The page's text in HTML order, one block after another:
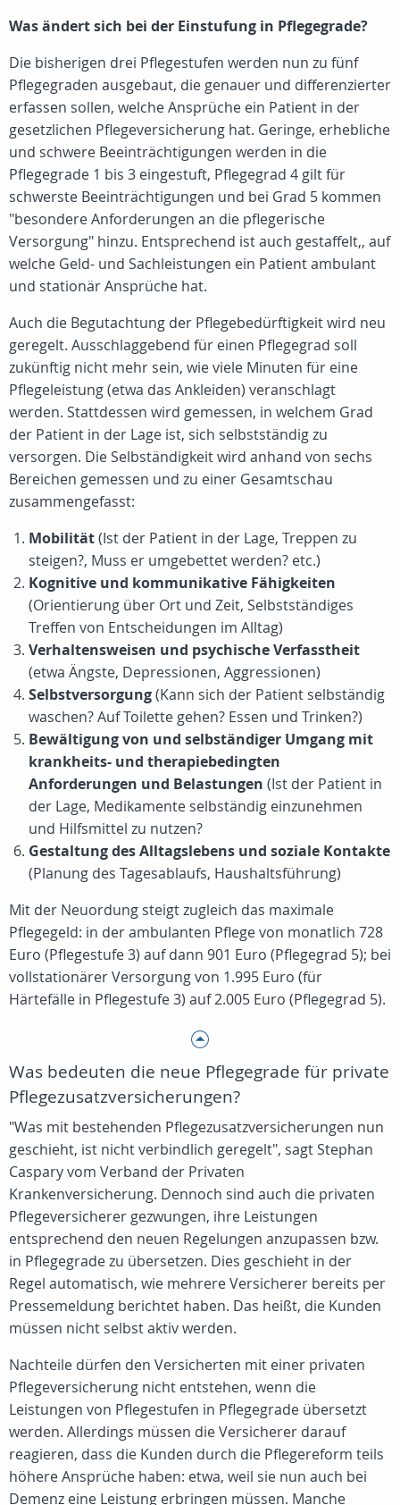
Was ändert sich bei der Einstufung in Pflegegrade?
Die bisherigen drei Pflegestufen werden nun zu fünf
Pflegegraden ausgebaut, die genauer und differenzierter
erfassen sollen, welche Ansprüche ein Patient in der
gesetzlichen Pflegeversicherung hat. Geringe, erhebliche
und schwere Beeinträchtigungen werden in die
Pflegegrade 1 bis 3 eingestuft, Pflegegrad 4 gilt für
schwerste Beeinträchtigungen und bei Grad 5 kommen
"besondere Anforderungen an die pflegerische
Versorgung" hinzu. Entsprechend ist auch gestaffelt,, auf
welche Geld- und Sachleistungen ein Patient ambulant
und stationär Ansprüche hat.
Auch die Begutachtung der Pflegebedürftigkeit wird neu
geregelt. Ausschlaggebend für einen Pflegegrad soll
zukünftig nicht mehr sein, wie viele Minuten für eine
Pflegeleistung (etwa das Ankleiden) veranschlagt
werden. Stattdessen wird gemessen, in welchem Grad
der Patient in der Lage ist, sich selbstständig zu
versorgen. Die Selbständigkeit wird anhand von sechs
Bereichen gemessen und zu einer Gesamtschau
zusammengefasst:
Mobilität(Ist der Patient in der Lage, Treppen zu
steigen?, Muss er umgebettet werden? etc.)
Kognitive und kommunikative Fähigkeiten
(Orientierung über Ort und Zeit, Selbstständiges
Treffen von Entscheidungen im Alltag)
Verhaltensweisen und psychische Verfasstheit
(etwa Ängste, Depressionen, Aggressionen)
Selbstversorgung(Kann sich der Patient selbständig
waschen? Auf Toilette gehen? Essen und Trinken?)
Bewältigung von und selbständiger Umgang mit
krankheits- und therapiebedingten
Anforderungen und Belastungen (Ist der Patient in
der Lage, Medikamente selbständig einzunehmen
und Hilfsmittel zu nutzen?
Gestaltung des Alltagslebens und soziale Kontakte
(Planung des Tagesablaufs, Haushaltsführung)
Mit der Neuordung steigt zugleich das maximale
Pflegegeld: in der ambulanten Pflege von monatlich 728
Euro (Pflegestufe 3) auf dann 901 Euro (Pflegegrad 5); bei
vollstationärer Versorgung von 1.995 Euro (für
Härtefälle in Pflegestufe 3) auf 2.005 Euro (Pflegegrad 5).
Was bedeuten die neue Pflegegrade für private
Pflegezusatzversicherungen?
"Was mit bestehenden Pflegezusatzversicherungen nun
geschieht, ist nicht verbindlich geregelt", sagt Stephan
Caspary vom Verband der Privaten
Krankenversicherung. Dennoch sind auch die privaten
Pflegeversicherer gezwungen, ihre Leistungen
entsprechend den neuen Regelungen anzupassen bzw.
in Pflegegrade zu übersetzen. Dies geschieht in der
Regel automatisch, wie mehrere Versicherer bereits per
Pressemeldung berichtet haben. Das heißt, die Kunden
müssen nicht selbst aktiv werden.
Nachteile dürfen den Versicherten mit einer privaten
Pflegeversicherung nicht entstehen, wenn die
Leistungen von Pflegestufen in Pflegegrade übersetzt
werden. Allerdings müssen die Versicherer darauf
reagieren, dass die Kunden durch die Pflegereform teils
höhere Ansprüche haben: etwa, weil sie nun auch bei
Demenz eine Leistung erbringen müssen. Manche